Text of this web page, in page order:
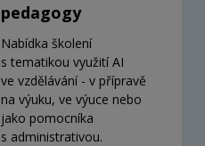
pedagogy
Nabídka školení
s tematikou využití AI
ve vzdělávání - v přípravě
na výuku, ve výuce nebo
jako pomocníka
s administrativou.